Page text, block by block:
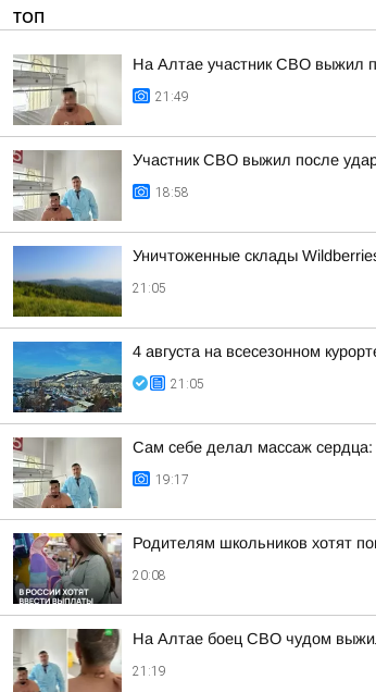
ТОП
На Алтае участник СВО выжил
21:49
Участник СВО выжил после
18:58
Уничтоженные склады
21:05
4 августа на всесезонном
21:05
Сам себе делал массаж
19:17
Родителям школьников хотят
20:08
На Алтае боец СВО чудом
21:19